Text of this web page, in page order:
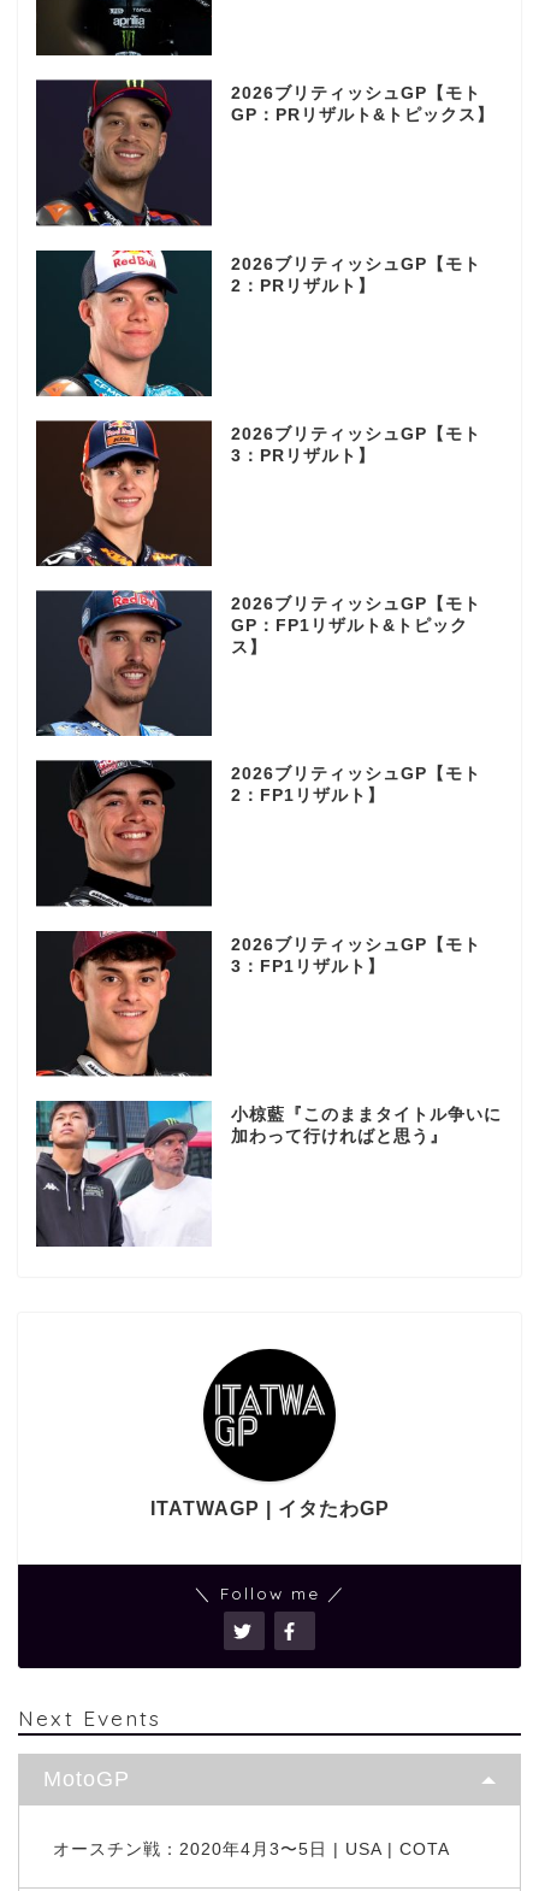
2026ブリティッシュGP【モト
GP：PRリザルト&トピックス】
2026ブリティッシュGP【モト
2：PRリザルト】
2026ブリティッシュGP【モト
3：PRリザルト】
2026ブリティッシュGP【モト
GP：FP1リザルト&トピック
ス】
2026ブリティッシュGP【モト
2：FP1リザルト】
2026ブリティッシュGP【モト
3：FP1リザルト】
小椋藍『このままタイトル争いに
加わって行ければと思う』
ITATWAGP | イタたわGP
＼ Follow me ／
Next Events
MotoGP
オースチン戦：2020年4月3〜5日 | USA | COTA